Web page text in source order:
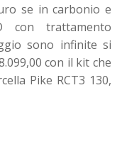
se in carbonio e
con trattamento
sono infinite si
con il kit che
Pike RCT3 130,